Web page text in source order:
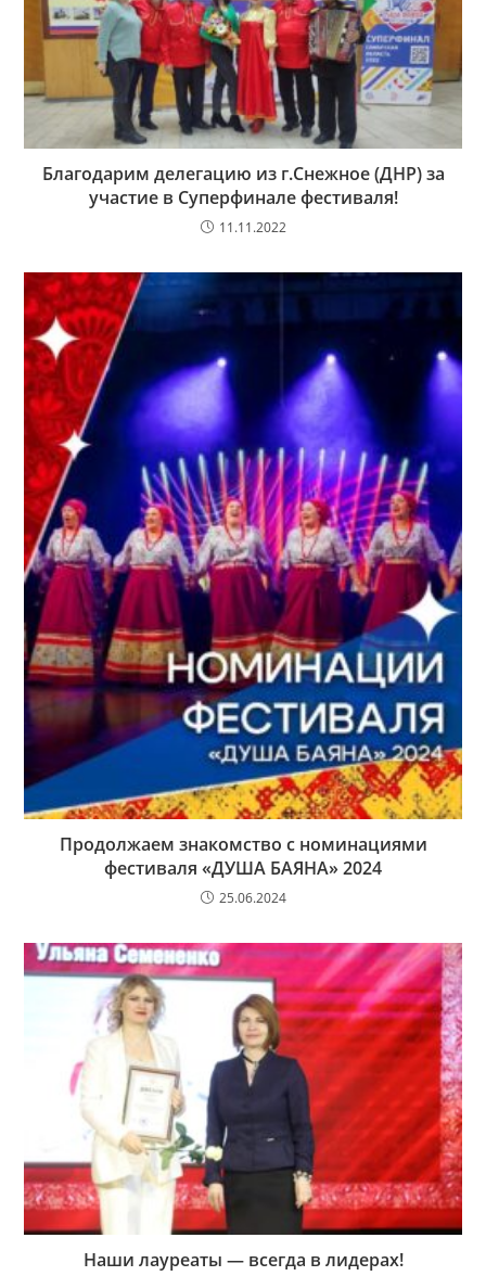
Благодарим делегацию из г.Снежное (ДНР) за
участие в Суперфинале фестиваля!
11.11.2022
Продолжаем знакомство с номинациями
фестиваля «ДУША БАЯНА» 2024
25.06.2024
Наши лауреаты — всегда в лидерах!